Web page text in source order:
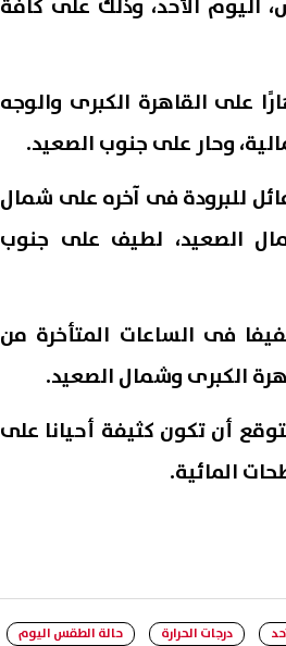
اليوم الأحد، وذلك على كافة
على القاهرة الكبرى والوجه
وحار على جنوب الصعيد.
للبرودة فى آخره على شمال
الصعيد، لطيف على جنوب
فى الساعات المتأخرة من
الكبرى وشمال الصعيد.
أن تكون كثيفة أحيانا على
المائية.
درجات الحرارة
حالة الطقس اليوم
عن
إعلام إسرائيلي: تل أبيب تواجه